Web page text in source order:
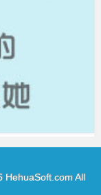
HehuaSoft.com All